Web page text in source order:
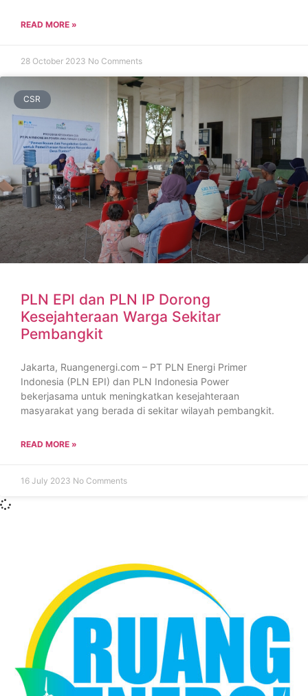
READ MORE »
28 October 2023 No Comments
CSR
PLN EPI dan PLN IP Dorong
Kesejahteraan Warga Sekitar
Pembangkit
Jakarta, Ruangenergi.com – PT PLN Energi Primer
Indonesia (PLN EPI) dan PLN Indonesia Power
bekerjasama untuk meningkatkan kesejahteraan
masyarakat yang berada di sekitar wilayah pembangkit.
READ MORE »
16 July 2023 No Comments